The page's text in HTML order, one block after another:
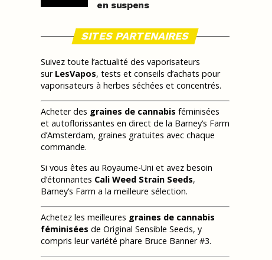
en suspens
SITES PARTENAIRES
Suivez toute l’actualité des vaporisateurs
sur LesVapos, tests et conseils d’achats pour
vaporisateurs à herbes séchées et concentrés.
Acheter des graines de cannabis féminisées
et autoflorissantes en direct de la Barney’s Farm
d’Amsterdam, graines gratuites avec chaque
commande.
Si vous êtes au Royaume-Uni et avez besoin
d’étonnantes Cali Weed Strain Seeds,
Barney’s Farm a la meilleure sélection.
Achetez les meilleures graines de cannabis
féminisées de Original Sensible Seeds, y
compris leur variété phare Bruce Banner #3.